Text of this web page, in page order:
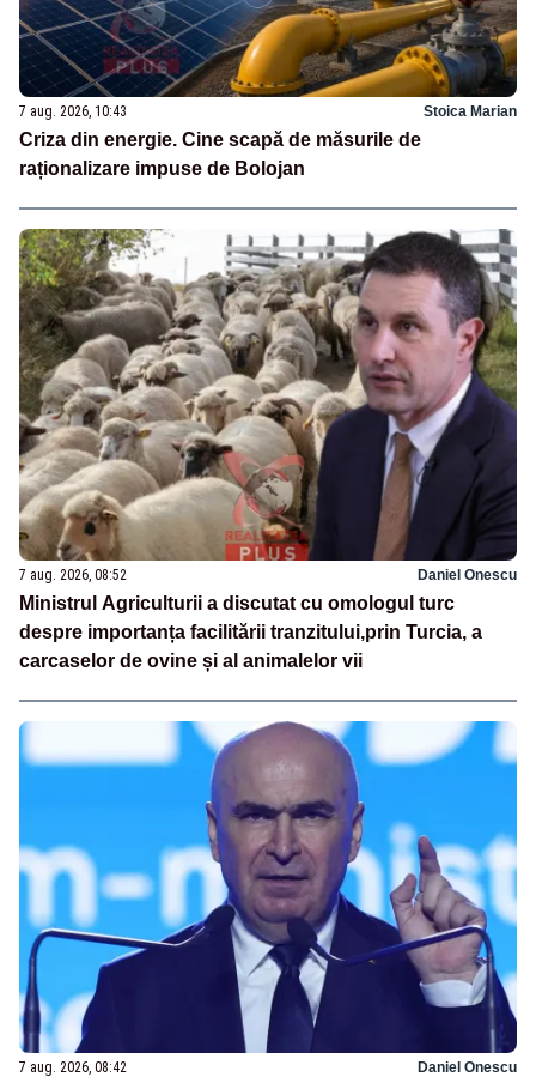
7 aug. 2026, 10:43 Stoica Marian
Criza din energie. Cine scapă de măsurile de
raționalizare impuse de Bolojan
7 aug. 2026, 08:52 Daniel Onescu
Ministrul Agriculturii a discutat cu omologul turc
despre importanța facilitării tranzitului,prin Turcia, a
carcaselor de ovine și al animalelor vii
7 aug. 2026, 08:42 Daniel Onescu